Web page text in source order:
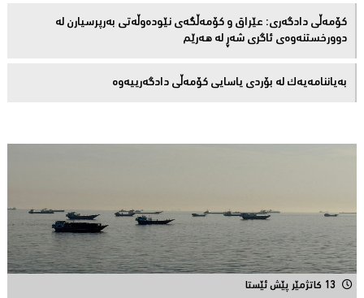
کۆمەڵى دادگەرى: عێراق و كۆمەڵگەی نێودەوڵەتی بەرپرسیارن لە
دوورخستنەوەى ئاگری شەڕ لە هەرێم
بەیاننامەیەک لە بۆردی یاسایی کۆمەڵی دادگەرییەوە
13 کاتژمێر پێش ئێستا